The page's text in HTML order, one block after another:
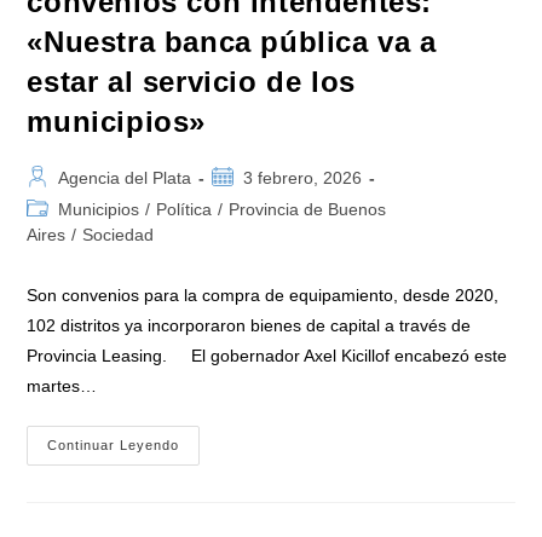
«Nuestra banca pública va a
estar al servicio de los
municipios»
Autor
de
la
Agencia del Plata
Publicación
de
3 febrero, 2026
Categoría
de
entrada:
Municipios / Política / Provincia de Buenos
Aires / Sociedad
Son convenios para la compra de equipamiento, desde 2020,
102 distritos ya incorporaron bienes de capital a través de
Provincia Leasing. El gobernador Axel Kicillof encabezó este
martes…
Continuar Leyendo
Y